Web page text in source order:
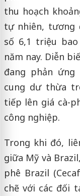
thu hoạch
tự nhiên, tương
số 6,1 triệu
năm nay. Diễn
đang phản
cung dư thừa
tiếp lên giá cà-
công nghiệp.
Trong khi đó,
giữa Mỹ và
phê Brazil
chẽ với các đối